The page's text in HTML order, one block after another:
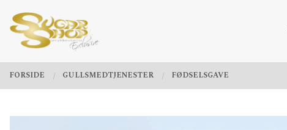
innholdet
PRODUKTER
Lukk
FORSIDE GULLSMEDTJENESTER FØDSELSGAVE